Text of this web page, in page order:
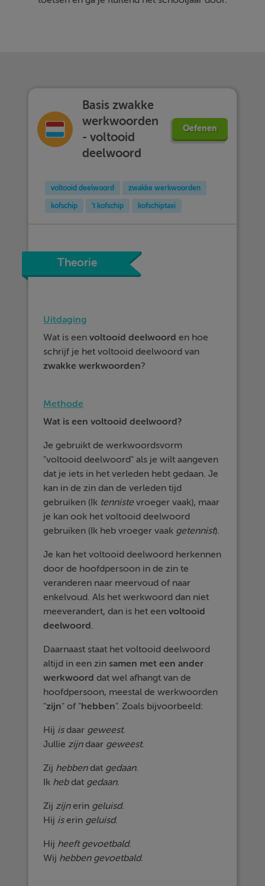
Basis zwakke
werkwoorden
- voltooid
deelwoord
Oefenen
voltooid deelwoord zwakke werkwoorden
kofschip 't kofschip kofschiptaxi
Theorie
Uitdaging
Wat is eenvoltooid deelwoord en hoe
schrijf je het voltooid deelwoord van
zwakke werkwoorden?
Methode
Wat is een voltooid deelwoord?
Je gebruikt de werkwoordsvorm
"voltooid deelwoord" als je wilt aangeven
dat je iets in het verleden hebt gedaan. Je
kan in de zin dan de verleden tijd
gebruiken (Ik tennistevroeger vaak), maar
je kan ook het voltooid deelwoord
gebruiken (Ik heb vroeger vaak getennist).
Je kan het voltooid deelwoord herkennen
door de hoofdpersoon in de zin te
veranderen naar meervoud of naar
enkelvoud. Als het werkwoord dan niet
meeverandert, dan is het eenvoltooid
deelwoord.
Daarnaast staat het voltooid deelwoord
altijd in een zinsamen met een ander
werkwoord dat wel afhangt van de
hoofdpersoon, meestal de werkwoorden
"zijn" of "hebben". Zoals bijvoorbeeld:
Hij isdaar geweest.
Julliezijndaar geweest.
Zij hebbendat gedaan.
Ik hebdat gedaan.
Zijzijnerin geluisd.
Hij iserin geluisd.
Hij heeft gevoetbald.
Wij hebben gevoetbald.